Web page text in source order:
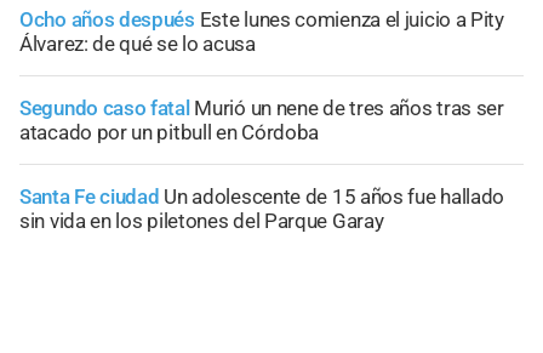
Ocho años después Este lunes comienza el juicio a Pity
Álvarez: de qué se lo acusa
Segundo caso fatal Murió un nene de tres años tras ser
atacado por un pitbull en Córdoba
Santa Fe ciudad Un adolescente de 15 años fue hallado
sin vida en los piletones del Parque Garay